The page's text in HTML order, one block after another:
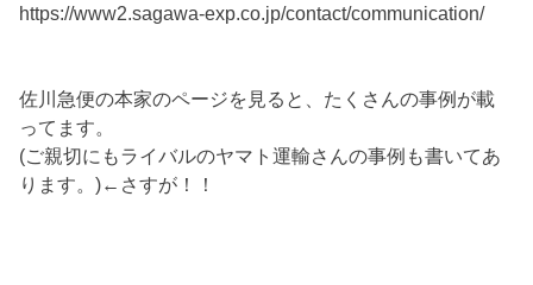
https://www2.sagawa-exp.co.jp/contact/communication/
佐川急便の本家のページを見ると、たくさんの事例が載
ってます。
(ご親切にもライバルのヤマト運輸さんの事例も書いてあ
ります。)←さすが！！